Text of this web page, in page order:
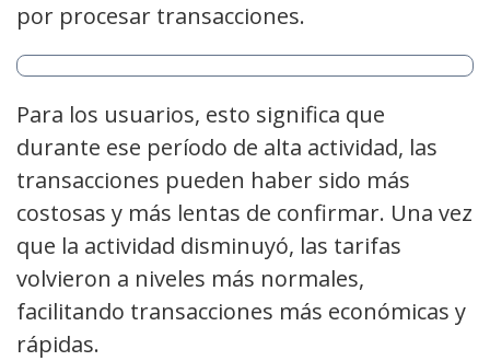
por procesar transacciones.
Para los usuarios, esto significa que
durante ese período de alta actividad, las
transacciones pueden haber sido más
costosas y más lentas de confirmar. Una vez
que la actividad disminuyó, las tarifas
volvieron a niveles más normales,
facilitando transacciones más económicas y
rápidas.